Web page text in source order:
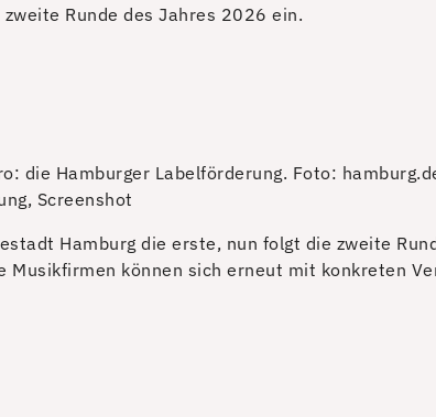
Runde des Jahres 2026 ein.
die Hamburger Labelförderung. Foto:
Screenshot
Hamburg die erste, nun folgt die zweite
können sich erneut mit konkreten